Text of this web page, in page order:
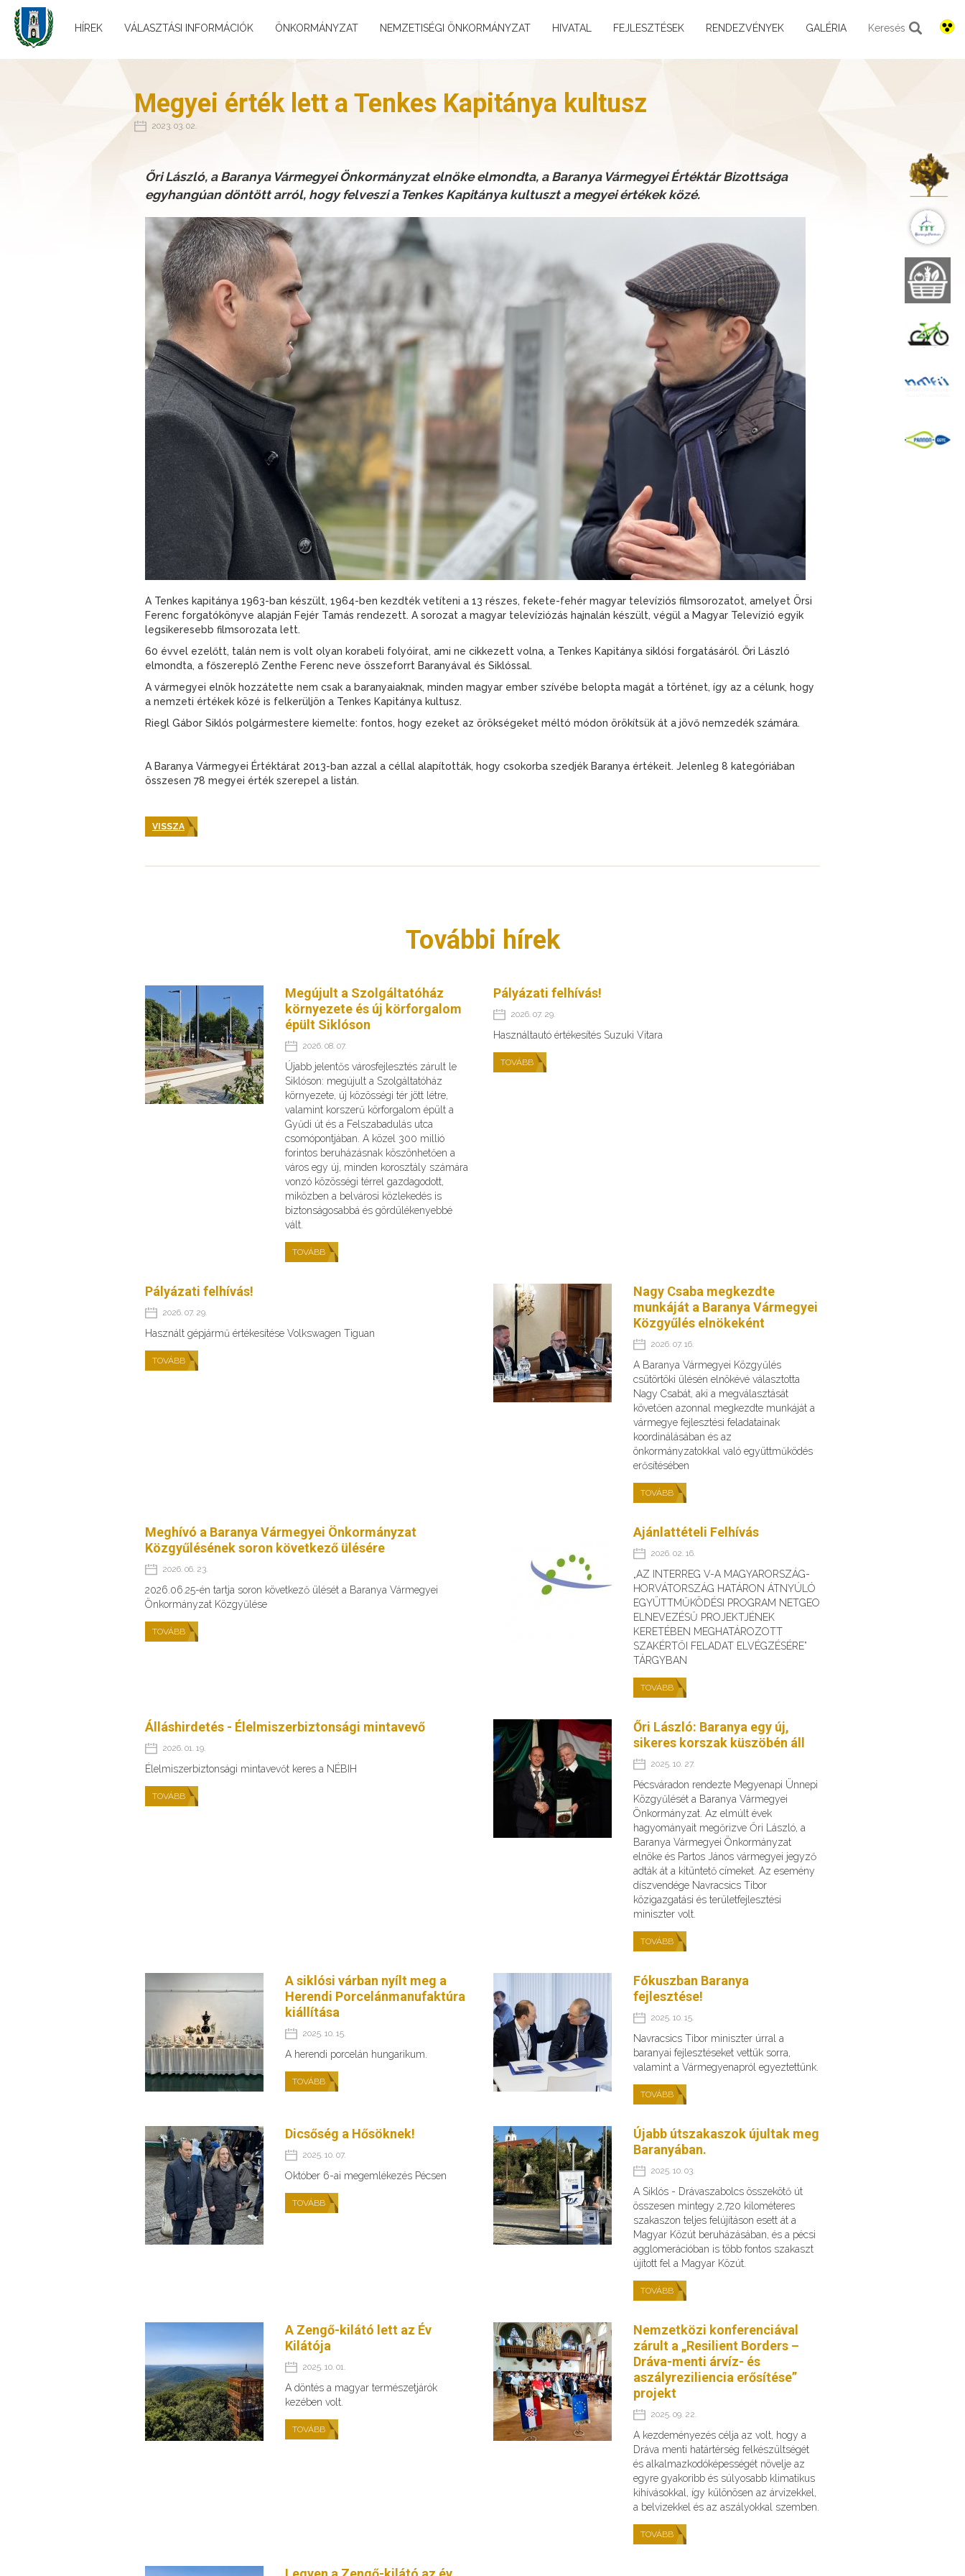
HÍREK VÁLASZTÁSI INFORMÁCIÓK ÖNKORMÁNYZAT NEMZETISÉGI ÖNKORMÁNYZAT HIVATAL FEJLESZTÉSEK RENDEZVÉNYEK GALÉRIA Keresés
Megyei érték lett a Tenkes Kapitánya kultusz
2023. 03. 02.
Őri László, a Baranya Vármegyei Önkormányzat elnöke elmondta, a Baranya Vármegyei Értéktár Bizottsága
egyhangúan döntött arról, hogy felveszi a Tenkes Kapitánya kultuszt a megyei értékek közé.
A Tenkes kapitánya 1963-ban készült, 1964-ben kezdték vetíteni a 13 részes, fekete-fehér magyar televíziós filmsorozatot, amelyet Örsi
Ferenc forgatókönyve alapján Fejér Tamás rendezett. A sorozat a magyar televíziózás hajnalán készült, végül a Magyar Televízió egyik
legsikeresebb filmsorozata lett.
60 évvel ezelőtt, talán nem is volt olyan korabeli folyóirat, ami ne cikkezett volna, a Tenkes Kapitánya siklósi forgatásáról. Őri László
elmondta, a főszereplő Zenthe Ferenc neve összeforrt Baranyával és Siklóssal.
A vármegyei elnök hozzátette nem csak a baranyaiaknak, minden magyar ember szívébe belopta magát a történet, így az a célunk, hogy
a nemzeti értékek közé is felkerüljön a Tenkes Kapitánya kultusz.
Riegl Gábor Siklós polgármestere kiemelte: fontos, hogy ezeket az örökségeket méltó módon örökítsük át a jövő nemzedék számára.
A Baranya Vármegyei Értéktárat 2013-ban azzal a céllal alapították, hogy csokorba szedjék Baranya értékeit. Jelenleg 8 kategóriában
összesen 78 megyei érték szerepel a listán.
VISSZA
További hírek
Megújult a Szolgáltatóház
környezete és új körforgalom
épült Siklóson
2026. 08. 07.
Újabb jelentős városfejlesztés zárult le
Siklóson: megújult a Szolgáltatóház
környezete, új közösségi tér jött létre,
valamint korszerű körforgalom épült a
Gyűdi út és a Felszabadulás utca
csomópontjában. A közel 300 millió
forintos beruházásnak köszönhetően a
város egy új, minden korosztály számára
vonzó közösségi térrel gazdagodott,
miközben a belvárosi közlekedés is
biztonságosabbá és gördülékenyebbé
vált.
TOVÁBB
Pályázati felhívás!
2026. 07. 29.
Használtautó értékesítés Suzuki Vitara
TOVÁBB
Pályázati felhívás!
2026. 07. 29.
Használt gépjármű értékesítése Volkswagen Tiguan
TOVÁBB
Nagy Csaba megkezdte
munkáját a Baranya Vármegyei
Közgyűlés elnökeként
2026. 07. 16.
A Baranya Vármegyei Közgyűlés
csütörtöki ülésén elnökévé választotta
Nagy Csabát, aki a megválasztását
követően azonnal megkezdte munkáját a
vármegye fejlesztési feladatainak
koordinálásában és az
önkormányzatokkal való együttműködés
erősítésében
TOVÁBB
Meghívó a Baranya Vármegyei Önkormányzat
Közgyűlésének soron következő ülésére
2026. 06. 23.
2026.06.25-én tartja soron következő ülését a Baranya Vármegyei
Önkormányzat Közgyűlése
TOVÁBB
Ajánlattételi Felhívás
2026. 02. 16.
„AZ INTERREG V-A MAGYARORSZÁG-
HORVÁTORSZÁG HATÁRON ÁTNYÚLÓ
EGYÜTTMŰKÖDÉSI PROGRAM NETGEO
ELNEVEZÉSŰ PROJEKTJÉNEK
KERETÉBEN MEGHATÁROZOTT
SZAKÉRTŐI FELADAT ELVÉGZÉSÉRE”
TÁRGYBAN
TOVÁBB
Álláshirdetés - Élelmiszerbiztonsági mintavevő
2026. 01. 19.
Élelmiszerbiztonsági mintavevőt keres a NÉBIH
TOVÁBB
Őri László: Baranya egy új,
sikeres korszak küszöbén áll
2025. 10. 27.
Pécsváradon rendezte Megyenapi Ünnepi
Közgyűlését a Baranya Vármegyei
Önkormányzat. Az elmúlt évek
hagyományait megőrizve Őri László, a
Baranya Vármegyei Önkormányzat
elnöke és Partos János vármegyei jegyző
adták át a kitüntető címeket. Az esemény
díszvendége Navracsics Tibor
közigazgatási és területfejlesztési
miniszter volt.
TOVÁBB
A siklósi várban nyílt meg a
Herendi Porcelánmanufaktúra
kiállítása
2025. 10. 15.
A herendi porcelán hungarikum.
TOVÁBB
Fókuszban Baranya
fejlesztése!
2025. 10. 15.
Navracsics Tibor miniszter úrral a
baranyai fejlesztéseket vettük sorra,
valamint a Vármegyenapról egyeztettünk.
TOVÁBB
Dicsőség a Hősöknek!
2025. 10. 07.
Október 6-ai megemlékezés Pécsen
TOVÁBB
Újabb útszakaszok újultak meg
Baranyában.
2025. 10. 03.
A Siklós - Drávaszabolcs összekötő út
összesen mintegy 2,720 kilométeres
szakaszon teljes felújításon esett át a
Magyar Közút beruházásában, és a pécsi
agglomerációban is több fontos szakaszt
újított fel a Magyar Közút.
TOVÁBB
A Zengő-kilátó lett az Év
Kilátója
2025. 10. 01.
A döntés a magyar természetjárók
kezében volt.
TOVÁBB
Nemzetközi konferenciával
zárult a „Resilient Borders –
Dráva-menti árvíz- és
aszályreziliencia erősítése”
projekt
2025. 09. 22.
A kezdeményezés célja az volt, hogy a
Dráva menti határtérség felkészültségét
és alkalmazkodóképességét növelje az
egyre gyakoribb és súlyosabb klimatikus
kihívásokkal, így különösen az árvizekkel,
a belvizekkel és az aszályokkal szemben.
TOVÁBB